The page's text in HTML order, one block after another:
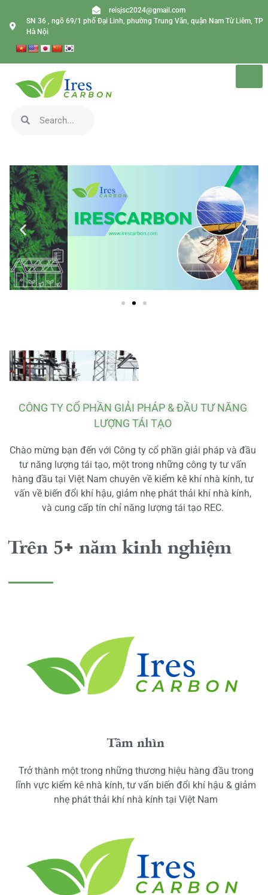
reisjsc2024@gmail.com
SN 36 , ngõ 69/1 phố Đại Linh, phường Trung Văn, quận Nam Từ Liêm, TP
Hà Nội
CÔNG TY CỔ PHẦN GIẢI PHÁP & ĐẦU TƯ NĂNG
LƯỢNG TÁI TẠO
Chào mừng bạn đến với Công ty cổ phần giải pháp và đầu
tư năng lượng tái tạo, một trong những công ty tư vấn
hàng đầu tại Việt Nam chuyên về kiểm kê khí nhà kính, tư
vấn về biến đổi khí hậu, giảm nhẹ phát thải khí nhà kính,
và cung cấp tín chỉ năng lượng tái tạo REC.
Trên 5+ năm kinh nghiệm
Tầm nhìn
Trở thành một trong những thương hiệu hàng đầu trong
lĩnh vực kiểm kê nhà kính, tư vấn biến đổi khí hậu & giảm
nhẹ phát thải khí nhà kính tại Việt Nam